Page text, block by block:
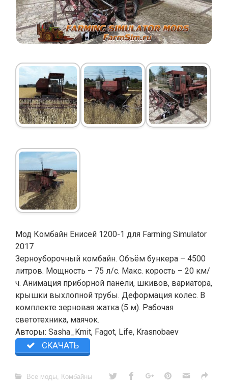
Мод Комбайн Енисей 1200-1 для Farming Simulator
2017
Зерноуборочный комбайн. Объём бункера – 4500
литров. Мощность – 75 л/c. Макс. корость – 20 км/
ч. Анимация приборной панели, шкивов, вариатора,
крышки выхлопной трубы. Деформация колес. В
комплекте зерновая жатка (5 м). Рабочая
светотехника, маячок.
Авторы: Sasha_Kmit, Fagot, Life, Krasnobaev
СКАЧАТЬ
Все моды, Комбайны